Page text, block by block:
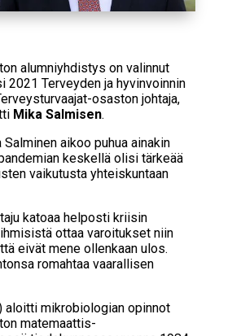
alumniyhdistys on valinnut
2021 Terveyden ja hyvinvoinnin
osaston johtaja,
Mika Salmisen.
Salminen aikoo puhua ainakin
keskellä olisi tärkeää
vaikutusta yhteiskuntaan
katoaa helposti kriisin
ottaa varoitukset niin
eivät mene ollenkaan ulos.
romahtaa vaarallisen
aloitti mikrobiologian opinnot
matemaattis-